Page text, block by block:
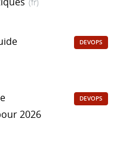
DEVOPS
2026
DEVOPS